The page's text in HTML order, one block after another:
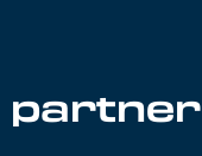
partner